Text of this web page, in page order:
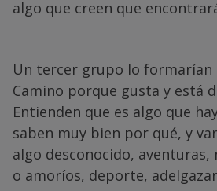
algo que creen que
Un tercer grupo lo formarían
Camino porque gusta y está
Entienden que es algo que
saben muy bien por qué, y
algo desconocido, aventuras,
o amoríos, deporte,